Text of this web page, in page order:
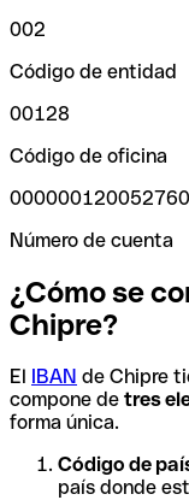
002
Código de entidad
00128
Código de oficina
Número de cuenta
¿Cómo se
Chipre?
El IBAN de Chipre
compone de tres
forma única.
Código de
país donde